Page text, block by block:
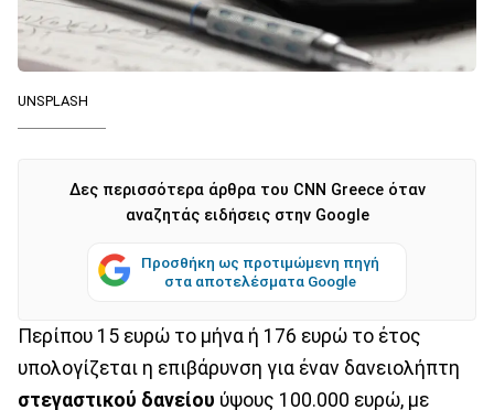
UNSPLASH
Δες περισσότερα άρθρα του CNN Greece όταν
αναζητάς ειδήσεις στην Google
Προσθήκη ως προτιμώμενη πηγή
στα αποτελέσματα Google
Περίπου 15 ευρώ το μήνα ή 176 ευρώ το έτος
υπολογίζεται η επιβάρυνση για έναν δανειολήπτη
στεγαστικού δανείου ύψους 100.000 ευρώ, με